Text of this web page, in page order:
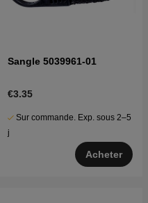
Sangle 5039961-01
€3.35
Sur commande. Exp. sous 2–5
j
Acheter